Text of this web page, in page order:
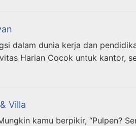
dalam dunia kerja dan
Harian Cocok untuk kantor,
Villa
kamu berpikir, “Pulpen?